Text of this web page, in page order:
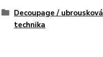
Decoupage / ubrousková
technika